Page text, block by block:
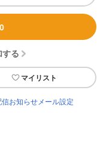
る
マイリスト
信お知らせメール設定